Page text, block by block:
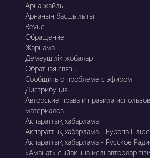
Арна жайлы
Арнаның басшылығы
Revue
Обращение
Жарнама
Демеушілік жобалар
Обратная связь
Сообщить о проблеме с эфиром
Дистрибуция
Авторские права и правила
материалов
Ақпараттық хабарлама
Ақпараттық хабарлама - Еуропа Плюс
Ақпараттық хабарлама - Русское
«Аманат» сыйақына иелі авторлар